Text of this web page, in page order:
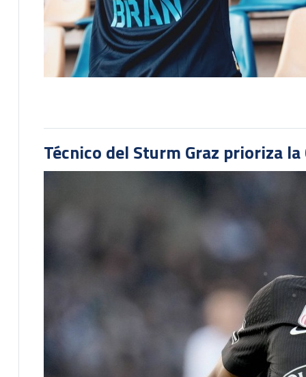
Técnico del Sturm Graz prioriza